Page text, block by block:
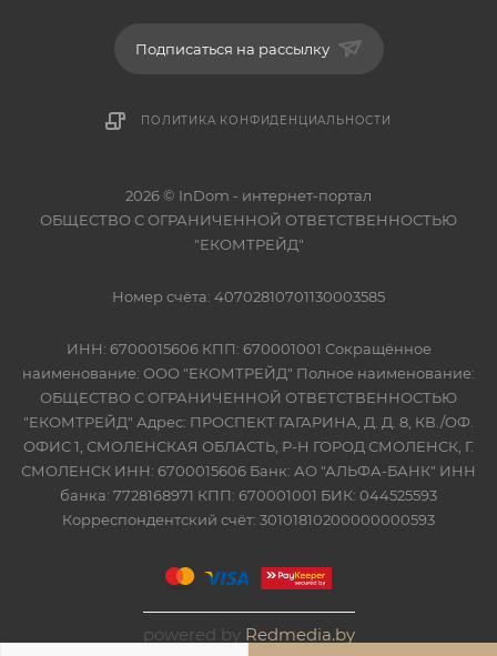
Подписаться на рассылку
ПОЛИТИКА КОНФИДЕНЦИАЛЬНОСТИ
2026 © InDom - интернет-портал
ОБЩЕСТВО С ОГРАНИЧЕННОЙ ОТВЕТСТВЕННОСТЬЮ
"ЕКОМТРЕЙД"
Номер счёта: 40702810701130003585
ИНН: 6700015606 КПП: 670001001 Сокращённое
наименование: ООО "ЕКОМТРЕЙД" Полное наименование:
ОБЩЕСТВО С ОГРАНИЧЕННОЙ ОТВЕТСТВЕННОСТЬЮ
"ЕКОМТРЕЙД" Адрес: ПРОСПЕКТ ГАГАРИНА, Д. Д. 8, КВ./ОФ.
ОФИС 1, СМОЛЕНСКАЯ ОБЛАСТЬ, Р-Н ГОРОД СМОЛЕНСК, Г.
СМОЛЕНСК ИНН: 6700015606 Банк: АО "АЛЬФА-БАНК" ИНН
банка: 7728168971 КПП: 670001001 БИК: 044525593
Корреспондентский счёт: 30101810200000000593
powered by Redmedia.by